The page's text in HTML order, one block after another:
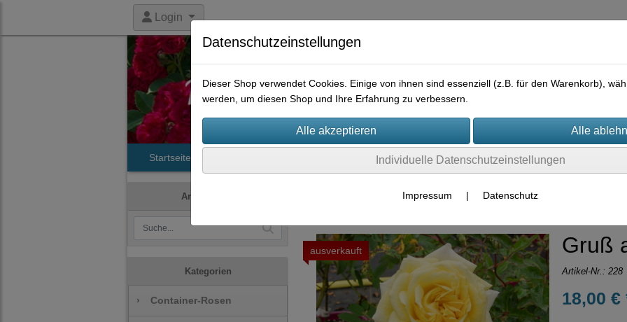
Login
Startseite Praktisches Hilfreiches Rechtliches Kontakt
Artikelsuche
Kategorien
› Container-Rosen
ausverkauft Gruß
Artikel-Nr.: 228
18,00 €
Datenschutzeinstellungen
Dieser Shop verwendet Cookies. Einige von ihnen sind essenziell (z.B. für den Warenkorb),
werden, um diesen Shop und Ihre Erfahrung zu verbessern.
Individuelle Datenschutzeinstellungen
Impressum | Datenschutz